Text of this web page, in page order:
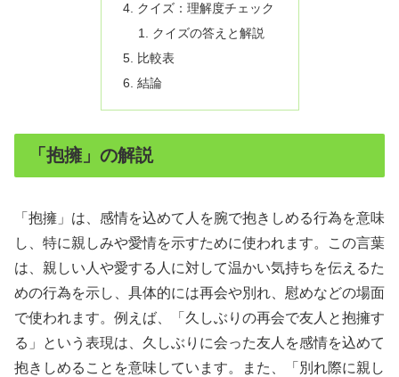
クイズ：理解度チェック
クイズの答えと解説
比較表
結論
「抱擁」の解説
「抱擁」は、感情を込めて人を腕で抱きしめる行為を意味
し、特に親しみや愛情を示すために使われます。この言葉
は、親しい人や愛する人に対して温かい気持ちを伝えるた
めの行為を示し、具体的には再会や別れ、慰めなどの場面
で使われます。例えば、「久しぶりの再会で友人と抱擁す
る」という表現は、久しぶりに会った友人を感情を込めて
抱きしめることを意味しています。また、「別れ際に親し